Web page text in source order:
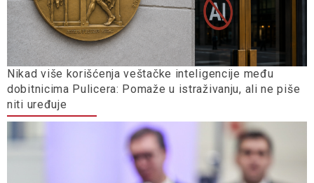
Nikad više korišćenja veštačke inteligencije među
dobitnicima Pulicera: Pomaže u istraživanju, ali ne piše
niti uređuje